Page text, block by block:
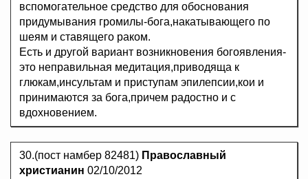
вспомогательное средство для обоснования
придумывания громилы-бога,накатывающего по
шеям и ставящего раком.
Есть и другой вариант возникновения богоявления-
это неправильная медитация,приводяща к
глюкам,инсультам и приступам эпилепсии,кои и
принимаются за бога,причем радостно и с
вдохновением.
30.(пост намбер 82481) Православный
христианин 02/10/2012